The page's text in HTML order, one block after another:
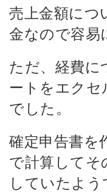
売上金額につ
金なので容易
ただ、経費に
ートをエク
でした。
確定申告書を
で計算してそ
していたよう